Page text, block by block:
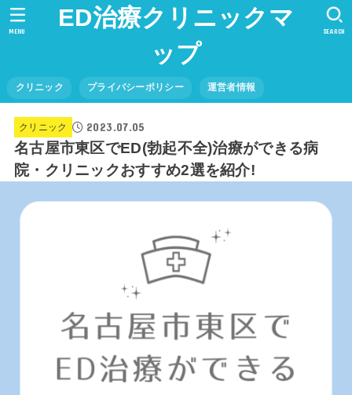
ED治療クリニックマ
ップ
クリニック プライバシーポリシー 運営者情報
SEARCH
MENU
クリニック 2023.07.05
名古屋市東区でED(勃起不全)治療ができる病
院・クリニックおすすめ2選を紹介!